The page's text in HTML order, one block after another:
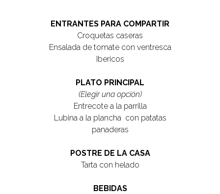
ENTRANTES PARA COMPARTIR
Croquetas caseras
Ensalada de tomate con ventresca
Ibericos
PLATO PRINCIPAL
(Elegir una opción)
Entrecote a la parrilla
Lubina a la plancha con patatas
panaderas
POSTRE DE LA CASA
Tarta con helado
BEBIDAS